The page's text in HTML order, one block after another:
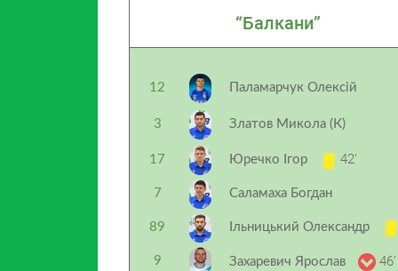
“Балкани”
12 Паламарчук Олексій
3 Златов Микола (К)
17 Юречко Ігор 42’
7 Саламаха Богдан
89 Ільницький Олександр
9 Захаревич Ярослав 46’